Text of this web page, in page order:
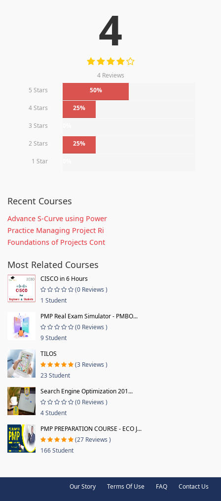
4
4 Reviews
5 Stars
50%
4 Stars 25%
3 Stars
2 Stars 25%
1 Star
Recent Courses
Advance S-Curve using Power
Practice Managing Project Ri
Foundations of Projects Cont
Most Related Courses
CISCO in 6 Hours
(0 Reviews )
1 Student
PMP Real Exam Simulator - PMBO...
(0 Reviews )
9 Student
TILOS
(3 Reviews )
23 Student
Search Engine Optimization 201...
(0 Reviews )
4 Student
PMP PREPARATION COURSE - ECO J...
(27 Reviews )
166 Student
Our Story Terms Of Use FAQ Contact Us